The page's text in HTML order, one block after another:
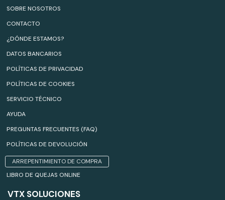
SOBRE NOSOTROS
CONTACTO
¿DÓNDE ESTAMOS?
DATOS BANCARIOS
POLÍTICAS DE PRIVACIDAD
POLÍTICAS DE COOKIES
SERVICIO TÉCNICO
AYUDA
PREGUNTAS FRECUENTES (FAQ)
POLÍTICAS DE DEVOLUCIÓN
ARREPENTIMIENTO DE COMPRA
LIBRO DE QUEJAS ONLINE
VTX SOLUCIONES